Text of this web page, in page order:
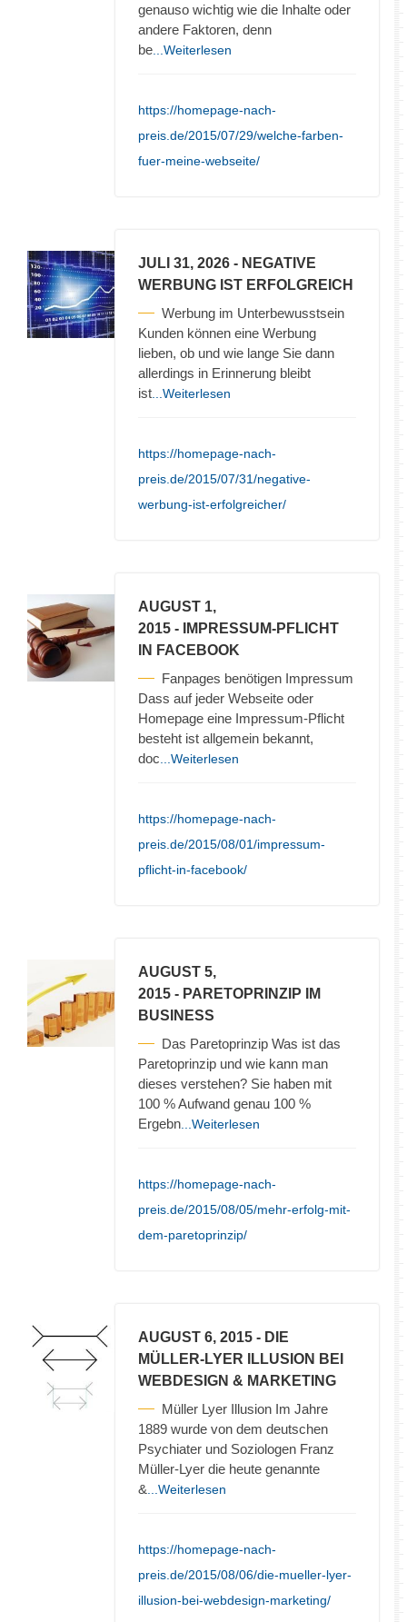
genauso wichtig wie die Inhalte oder
andere Faktoren, denn
be ...Weiterlesen
https://homepage-nach-
preis.de/2015/07/29/welche-farben-
fuer-meine-webseite/
JULI 31, 2026 - NEGATIVE
WERBUNG IST ERFOLGREICH
Werbung im Unterbewusstsein
Kunden können eine Werbung
lieben, ob und wie lange Sie dann
allerdings in Erinnerung bleibt
ist ...Weiterlesen
https://homepage-nach-
preis.de/2015/07/31/negative-
werbung-ist-erfolgreicher/
AUGUST 1,
2015 - IMPRESSUM-PFLICHT
IN FACEBOOK
Fanpages benötigen Impressum
Dass auf jeder Webseite oder
Homepage eine Impressum-Pflicht
besteht ist allgemein bekannt,
doc ...Weiterlesen
https://homepage-nach-
preis.de/2015/08/01/impressum-
pflicht-in-facebook/
AUGUST 5,
2015 - PARETOPRINZIP IM
BUSINESS
Das Paretoprinzip Was ist das
Paretoprinzip und wie kann man
dieses verstehen? Sie haben mit
100 % Aufwand genau 100 %
Ergebn ...Weiterlesen
https://homepage-nach-
preis.de/2015/08/05/mehr-erfolg-mit-
dem-paretoprinzip/
AUGUST 6, 2015 - DIE
MÜLLER-LYER ILLUSION BEI
WEBDESIGN & MARKETING
Müller Lyer Illusion Im Jahre
1889 wurde von dem deutschen
Psychiater und Soziologen Franz
Müller-Lyer die heute genannte
& ...Weiterlesen
https://homepage-nach-
preis.de/2015/08/06/die-mueller-lyer-
illusion-bei-webdesign-marketing/